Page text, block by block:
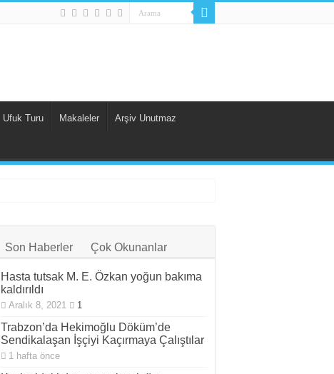
Ufuk Turu Makaleler Arşiv Unutmaz
Son Haberler Çok Okunanlar
Hasta tutsak M. E. Özkan yoğun bakıma
kaldırıldı
Aralık 8, 2021 1
Trabzon’da Hekimoğlu Döküm’de
Sendikalaşan İşçiyi Kaçırmaya Çalıştılar
1 hafta önce